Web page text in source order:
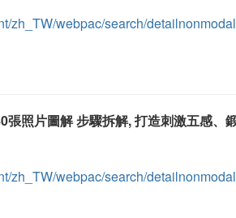
zh_TW/webpac/search/
照片圖解 步驟拆解, 打造刺激五感、
zh_TW/webpac/search/